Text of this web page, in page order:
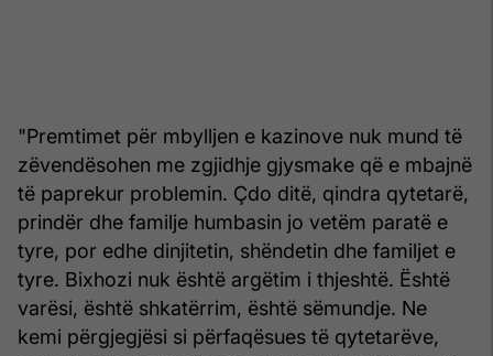
"Premtimet për mbylljen e kazinove nuk mund të
zëvendësohen me zgjidhje gjysmake që e mbajnë
të paprekur problemin. Çdo ditë, qindra qytetarë,
prindër dhe familje humbasin jo vetëm paratë e
tyre, por edhe dinjitetin, shëndetin dhe familjet e
tyre. Bixhozi nuk është argëtim i thjeshtë. Është
varësi, është shkatërrim, është sëmundje. Ne
kemi përgjegjësi si përfaqësues të qytetarëve,